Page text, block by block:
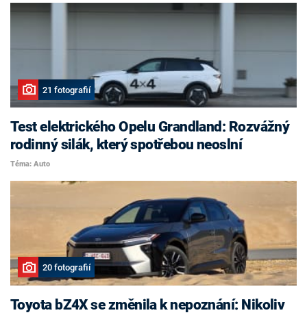
21 fotografií
Test elektrického Opelu Grandland: Rozvážný
rodinný silák, který spotřebou neoslní
Téma: Auto
20 fotografií
Toyota bZ4X se změnila k nepoznání: Nikoliv